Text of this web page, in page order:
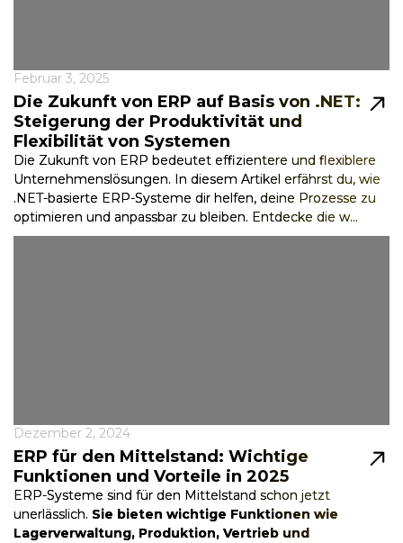
Februar 3, 2025
Die Zukunft von ERP auf Basis von .NET:
Steigerung der Produktivität und
Flexibilität von Systemen
Die Zukunft von ERP bedeutet effizientere und flexiblere
Unternehmenslösungen. In diesem Artikel erfährst du, wie
.NET-basierte ERP-Systeme dir helfen, deine Prozesse zu
optimieren und anpassbar zu bleiben. Entdecke die w...
Dezember 2, 2024
ERP für den Mittelstand: Wichtige
Funktionen und Vorteile in 2025
ERP-Systeme sind für den Mittelstand schon jetzt
unerlässlich. Sie bieten wichtige Funktionen wie
Lagerverwaltung, Produktion, Vertrieb und